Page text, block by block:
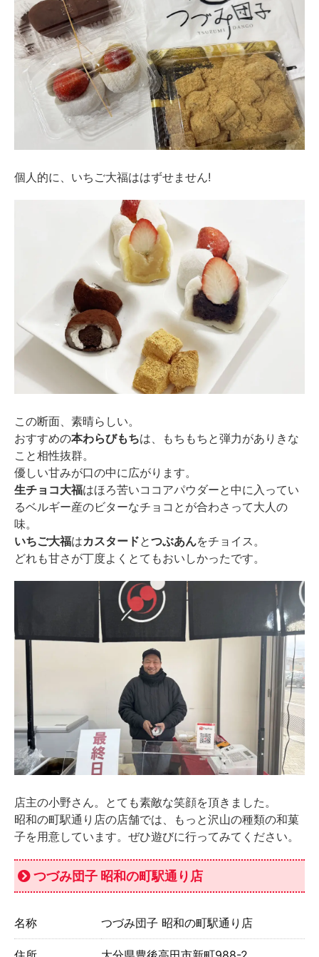
個人的に、いちご大福ははずせません!
この断面、素晴らしい。
おすすめの本わらびもちは、もちもちと弾力がありきな
こと相性抜群。
優しい甘みが口の中に広がります。
生チョコ大福はほろ苦いココアパウダーと中に入ってい
るベルギー産のビターなチョコとが合わさって大人の
味。
いちご大福はカスタードとつぶあんをチョイス。
どれも甘さが丁度よくとてもおいしかったです。
店主の小野さん。とても素敵な笑顔を頂きました。
昭和の町駅通り店の店舗では、もっと沢山の種類の和菓
子を用意しています。ぜひ遊びに行ってみてください。
つづみ団子 昭和の町駅通り店
名称 つづみ団子 昭和の町駅通り店